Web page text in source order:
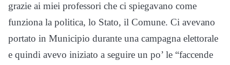
grazie ai miei professori che ci spiegavano come
funziona la politica, lo Stato, il Comune. Ci avevano
portato in Municipio durante una campagna elettorale
e quindi avevo iniziato a seguire un po’ le “faccende